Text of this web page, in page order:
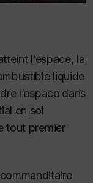
l’espace, la
liquide
l’espace dans
en sol
tout premier